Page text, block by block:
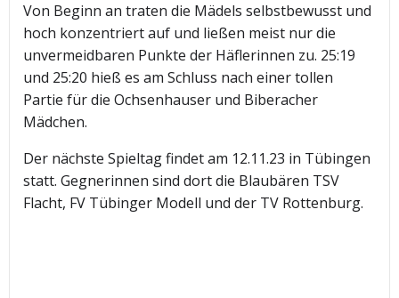
Von Beginn an traten die Mädels selbstbewusst und
hoch konzentriert auf und ließen meist nur die
unvermeidbaren Punkte der Häflerinnen zu. 25:19
und 25:20 hieß es am Schluss nach einer tollen
Partie für die Ochsenhauser und Biberacher
Mädchen.
Der nächste Spieltag findet am 12.11.23 in Tübingen
statt. Gegnerinnen sind dort die Blaubären TSV
Flacht, FV Tübinger Modell und der TV Rottenburg.